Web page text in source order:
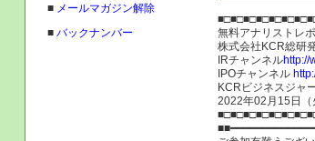
■ メールマガジン解除
■ バックナンバー
無料アナリストレ
株式会社
IRチャンネルhttp://
IPOチャンネル
KCRビジネスジャ
2022年02月15日